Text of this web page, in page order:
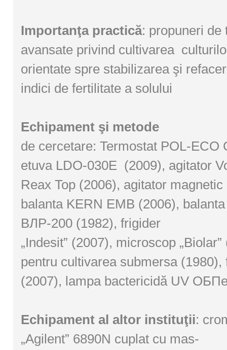
Importanţa practică: propuneri de
avansate privind cultivarea
orientate spre stabilizarea şi
indici de fertilitate a solului
Echipament şi metode
de cercetare: Termostat POL-ECO
etuva LDO-030E (2009), agitator
Reax Top (2006), agitator
balanta KERN EMB (2006),
ВЛР-200 (1982), frigider
„Indesit” (2007), microscop
pentru cultivarea submersa (1980),
(2007), lampa bactericidă UV
Echipament al altor instituţii:
„Agilent” 6890N cuplat cu mas-